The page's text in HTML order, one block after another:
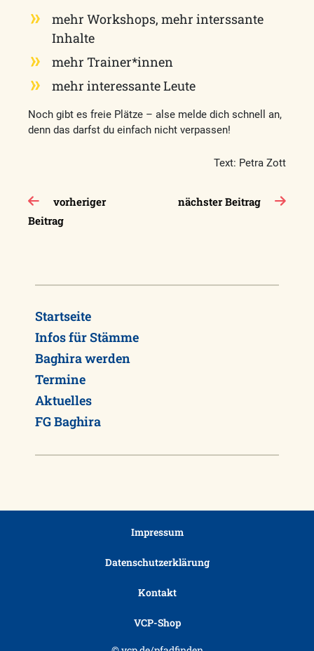
mehr Workshops, mehr interssante
Inhalte
mehr Trainer*innen
mehr interessante Leute
Noch gibt es freie Plätze – alse melde dich schnell an,
denn das darfst du einfach nicht verpassen!
Text: Petra Zott
Beitragsnavigation
vorheriger
Beitrag
nächster Beitrag
Startseite
Infos für Stämme
Baghira werden
Termine
Aktuelles
FG Baghira
Impressum
Datenschutzerklärung
Kontakt
VCP-Shop